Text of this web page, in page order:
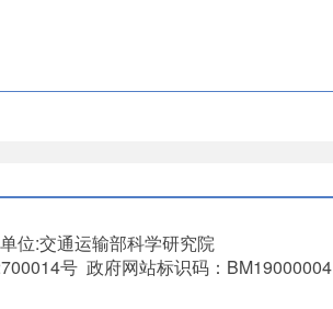
位:交通运输部科学研究院
号 政府网站标识码：BM19000004